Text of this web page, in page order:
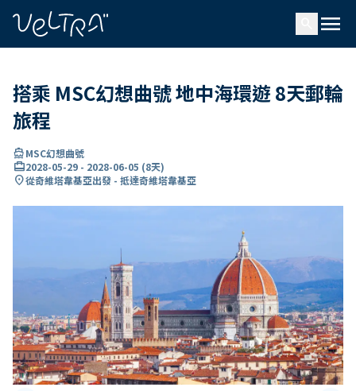
menu
搭乘 MSC幻想曲號 地中海環遊 8天郵輪
旅程
directions_boatMSC幻想曲號
card_travel2028-05-29 - 2028-06-05 (8天)
location_on從奇維塔韋基亞出發 - 抵達奇維塔韋基亞